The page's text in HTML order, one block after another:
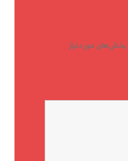
بخش‌های موردنیاز